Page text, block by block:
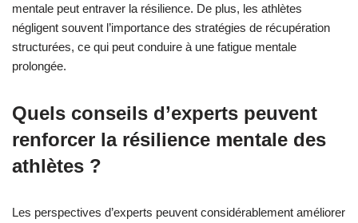
mentale peut entraver la résilience. De plus, les athlètes
négligent souvent l’importance des stratégies de récupération
structurées, ce qui peut conduire à une fatigue mentale
prolongée.
Quels conseils d’experts peuvent
renforcer la résilience mentale des
athlètes ?
Les perspectives d’experts peuvent considérablement améliorer